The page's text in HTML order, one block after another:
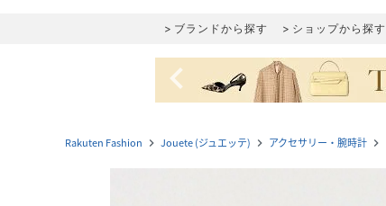
ブランドから探す ショップから探す
navigate_before
Rakuten Fashion navigate_next Jouete (ジュエッテ) navigate_next アクセサリー・腕時計 navigate_next